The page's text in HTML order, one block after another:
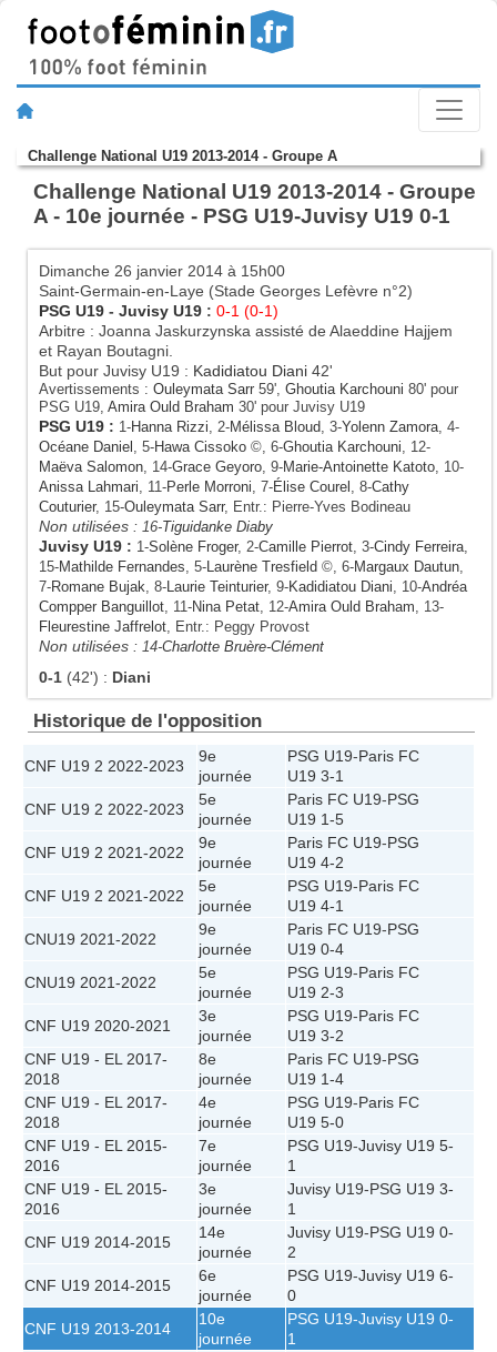
Challenge National U19 2013-2014 - Groupe A
Challenge National U19 2013-2014 - Groupe
A - 10e journée - PSG U19-Juvisy U19 0-1
Dimanche 26 janvier 2014 à 15h00
Saint-Germain-en-Laye (Stade Georges Lefèvre n°2)
PSG U19 - Juvisy U19 : 0-1 (0-1)
Arbitre : Joanna Jaskurzynska assisté de Alaeddine Hajjem
et Rayan Boutagni.
But pour Juvisy U19 : Kadidiatou Diani 42'
Avertissements : Ouleymata Sarr 59', Ghoutia Karchouni 80' pour
PSG U19, Amira Ould Braham 30' pour Juvisy U19
PSG U19 : 1-Hanna Rizzi, 2-Mélissa Bloud, 3-Yolenn Zamora, 4-
Océane Daniel , 5-Hawa Cissoko ©, 6-Ghoutia Karchouni, 12-
Maëva Salomon, 14-Grace Geyoro, 9-Marie-Antoinette Katoto, 10-
Anissa Lahmari, 11-Perle Morroni, 7-Élise Courel , 8-Cathy
Couturier, 15-Ouleymata Sarr, Entr.: Pierre-Yves Bodineau
Non utilisées : 16-Tiguidanke Diaby
Juvisy U19 : 1-Solène Froger, 2-Camille Pierrot, 3-Cindy Ferreira,
15-Mathilde Fernandes, 5-Laurène Tresfield ©, 6-Margaux Dautun,
7-Romane Bujak, 8-Laurie Teinturier, 9-Kadidiatou Diani, 10-Andréa
Compper Banguillot, 11-Nina Petat, 12-Amira Ould Braham, 13-
Fleurestine Jaffrelot, Entr.: Peggy Provost
Non utilisées : 14-Charlotte Bruère-Clément
0-1 (42') : Diani
Historique de l'opposition
CNF U19 2 2022-2023
9e
journée
PSG U19-Paris FC
U19 3-1
CNF U19 2 2022-2023
5e
journée
Paris FC U19-PSG
U19 1-5
CNF U19 2 2021-2022
9e
journée
Paris FC U19-PSG
U19 4-2
CNF U19 2 2021-2022
5e
journée
PSG U19-Paris FC
U19 4-1
CNU19 2021-2022
9e
journée
Paris FC U19-PSG
U19 0-4
CNU19 2021-2022
5e
journée
PSG U19-Paris FC
U19 2-3
CNF U19 2020-2021
3e
journée
PSG U19-Paris FC
U19 3-2
CNF U19 - EL 2017-
2018
8e
journée
Paris FC U19-PSG
U19 1-4
CNF U19 - EL 2017-
2018
4e
journée
PSG U19-Paris FC
U19 5-0
CNF U19 - EL 2015-
2016
7e
journée
PSG U19-Juvisy U19 5-
1
CNF U19 - EL 2015-
2016
3e
journée
Juvisy U19-PSG U19 3-
1
CNF U19 2014-2015
14e
journée
Juvisy U19-PSG U19 0-
2
CNF U19 2014-2015
6e
journée
PSG U19-Juvisy U19 6-
0
CNF U19 2013-2014
10e
journée
PSG U19-Juvisy U19 0-
1